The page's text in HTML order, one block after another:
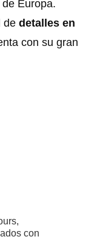
Europa.
de detalles en
con su gran
con